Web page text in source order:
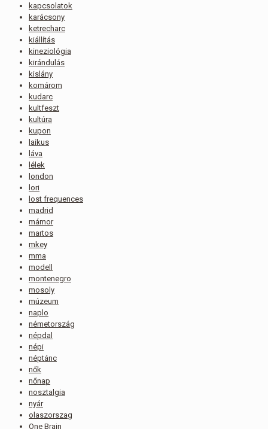
kapcsolatok
karácsony
ketrecharc
kiállítás
kineziológia
kirándulás
kislány
komárom
kudarc
kultfeszt
kultúra
kupon
laikus
láva
lélek
london
lori
lost frequences
madrid
mámor
martos
mkey
mma
modell
montenegro
mosoly
múzeum
naplo
németország
népdal
népi
néptánc
nők
nőnap
nosztalgia
nyár
olaszorszag
One Brain